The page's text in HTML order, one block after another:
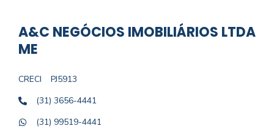
A&C NEGÓCIOS IMOBILIÁRIOS LTDA
ME
CRECI
PJ5913
(31) 3656-4441
(31) 99519-4441